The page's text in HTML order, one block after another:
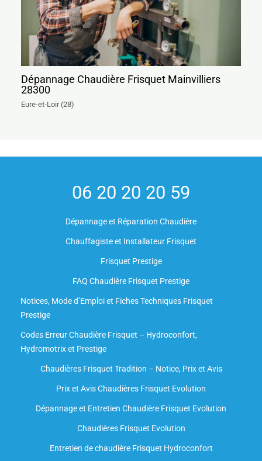
Dépannage Chaudière Frisquet Mainvilliers
28300
Eure-et-Loir (28)
06 20 20 20 59
Dépannage et Réparation Chaudière
Chauffagiste et Installateur Frisquet
Frisquet Prestige
FAQ Chaudière Frisquet Prestige
Notices, Mode d’Emploi et Fiches Techniques Frisquet
Prestige
Codes Erreur Chaudière Frisquet – Hydroconfort,
Hydromotrix et Prestige
Chaudières Frisquet Tradition – Notice, Prix et Avis
Prix et Avis Chaudières Frisquet Evolution
Dépannage et Entretien Chaudière Frisquet Evolution​
Chaudières Frisquet Evolution
Entretien de chaudière Frisquet Hydroconfort